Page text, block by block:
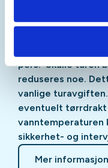
OBS. Ved
bindende
eventuell
pers. Skulle turen
reduseres noe.
vanlige
eventuelt tørrdrakt
vanntemperaturen
sikkerhet- og
Mer informasjon